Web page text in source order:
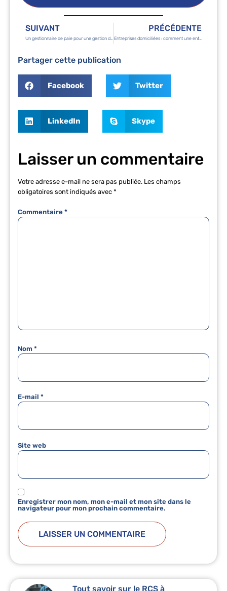
SUIVANT PRÉCÉDENTE
Entreprises domiciliées : comment une entreprise de domiciliation peut transformer votre société ?
Partager cette publication
Facebook Twitter
LinkedIn Skype
Laisser un commentaire
Votre adresse e-mail ne sera pas publiée. Les champs
obligatoires sont indiqués avec *
Commentaire *
Nom *
E-mail *
Site web
Enregistrer mon nom, mon e-mail et mon site dans le
navigateur pour mon prochain commentaire.
Tout savoir sur le RCS à